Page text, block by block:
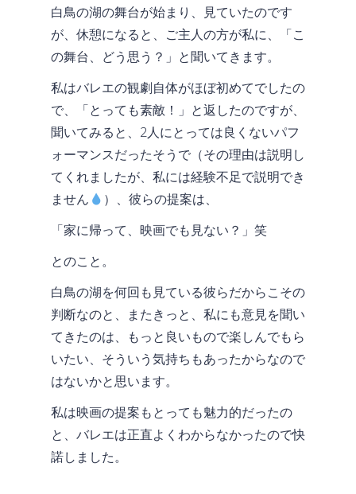
白鳥の湖の舞台が始まり、見ていたのです
が、休憩になると、ご主人の方が私に、「こ
の舞台、どう思う？」と聞いてきます。
私はバレエの観劇自体がほぼ初めてでしたの
で、「とっても素敵！」と返したのですが、
聞いてみると、2人にとっては良くないパフ
ォーマンスだったそうで（その理由は説明し
てくれましたが、私には経験不足で説明でき
ません
）、彼らの提案は、
「家に帰って、映画でも見ない？」笑
とのこと。
白鳥の湖を何回も見ている彼らだからこその
判断なのと、またきっと、私にも意見を聞い
てきたのは、もっと良いもので楽しんでもら
いたい、そういう気持ちもあったからなので
はないかと思います。
私は映画の提案もとっても魅力的だったの
と、バレエは正直よくわからなかったので快
諾しました。